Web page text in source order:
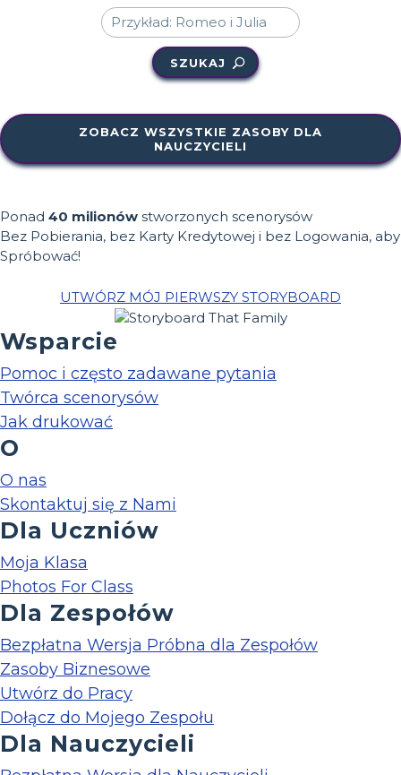
SZUKAJ
ZOBACZ WSZYSTKIE ZASOBY DLA
NAUCZYCIELI
Ponad 40 milionów stworzonych scenorysów
Bez Pobierania, bez Karty Kredytowej i bez Logowania, aby
Spróbować!
UTWÓRZ MÓJ PIERWSZY STORYBOARD
Wsparcie
Pomoc i często zadawane pytania
Twórca scenorysów
Jak drukować
O
O nas
Skontaktuj się z Nami
Dla Uczniów
Moja Klasa
Photos For Class
Dla Zespołów
Bezpłatna Wersja Próbna dla Zespołów
Zasoby Biznesowe
Utwórz do Pracy
Dołącz do Mojego Zespołu
Dla Nauczycieli